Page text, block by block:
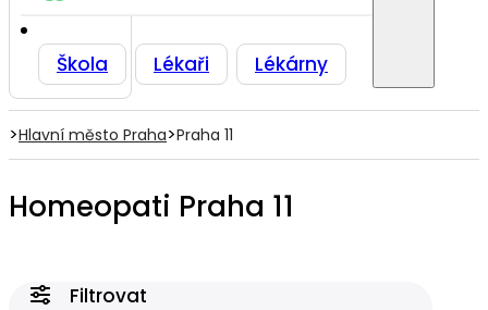
Škola Lékaři Lékárny
>Hlavní město Praha>Praha 11
Homeopati Praha 11
Filtrovat